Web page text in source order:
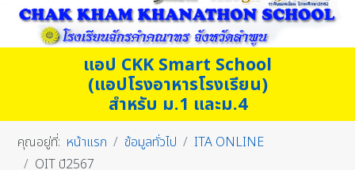
แอป CKK Smart School
(แอปโรงอาหารโรงเรียน)
สำหรับ ม.1 และม.4
คุณอยู่ที่: หน้าแรก ข้อมูลทั่วไป
ITA ONLINE
OIT ปี2567